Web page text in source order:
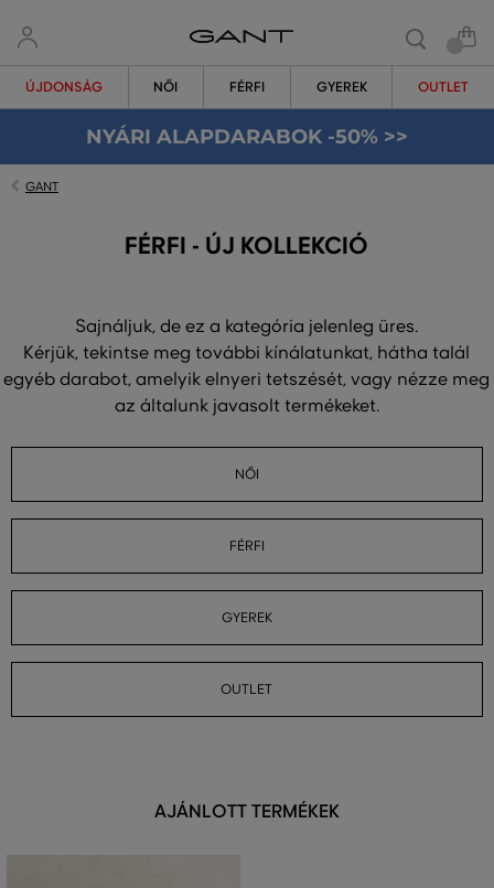
ÚJDONSÁG NŐI FÉRFI GYEREK OUTLET
NYÁRI ALAPDARABOK -50% >>
GANT
FÉRFI - ÚJ KOLLEKCIÓ
Sajnáljuk, de ez a kategória jelenleg üres.
Kérjük, tekintse meg további kínálatunkat, hátha talál
egyéb darabot, amelyik elnyeri tetszését, vagy nézze meg
az általunk javasolt termékeket.
NŐI
FÉRFI
GYEREK
OUTLET
AJÁNLOTT TERMÉKEK